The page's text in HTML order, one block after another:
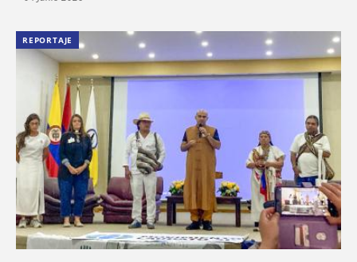
REPORTAJE